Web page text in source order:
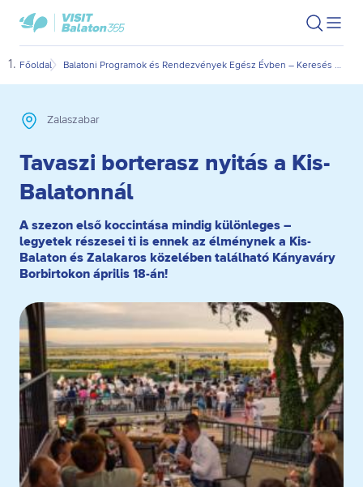
Ugrás
fő
Ugrás
oldal
VisitBalaton365
kezdőlap
Keresés
Főoldal Balatoni Programok és Rendezvények Egész Évben – Keresés Dátum és Kategória Szerint
Zalaszabar
Tavaszi borterasz nyitás a Kis-
Balatonnál
A szezon első koccintása mindig különleges –
legyetek részesei ti is ennek az élménynek a Kis-
Balaton és Zalakaros közelében található Kányaváry
Borbirtokon április 18-án!